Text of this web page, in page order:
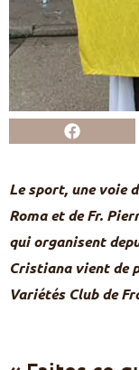
Le sport, une voie
Roma et de Fr.
qui organisent
Cristiana vient de
Variétés Club de